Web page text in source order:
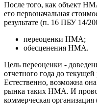
После того, как объект
его первоначальная
результате (п. 16 ПБУ 14/
переоценки НМА;
обесценения НМА.
Цель переоценки -
отчетного года до
Естественно, возможна
рынка таких НМА. И
коммерческая